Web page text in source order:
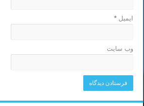
ایمیل*
وب‌ سایت